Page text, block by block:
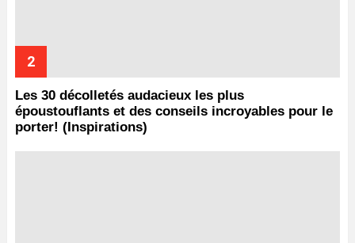
Les 30 décolletés audacieux les plus
époustouflants et des conseils incroyables pour le
porter! (Inspirations)